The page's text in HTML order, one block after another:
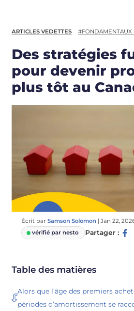
ARTICLES VEDETTES #FONDAMENTAUX
Des stratégies
pour devenir
plus tôt au
Écrit par Samson Solomon | Jan 22,
vérifié par nesto
Partager :
Table des matières
Alors que l’âge des premiers
périodes d’amortissement se